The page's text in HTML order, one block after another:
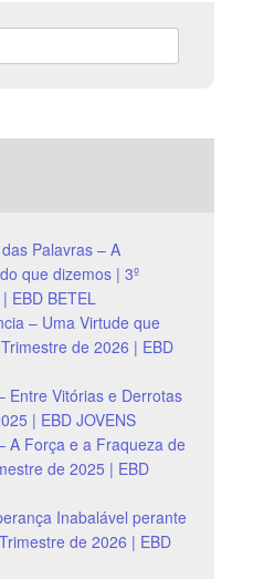
Palavras – A
que dizemos | 3º
EBD BETEL
– Uma Virtude que
de 2026 | EBD
Entre Vitórias e Derrotas
| EBD JOVENS
A Força e a Fraqueza de
de 2025 | EBD
Inabalável perante
de 2026 | EBD